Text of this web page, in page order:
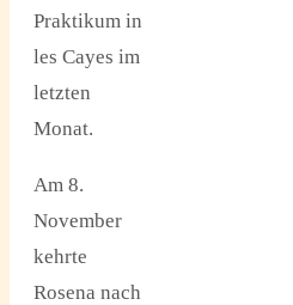
Praktikum in
les Cayes im
letzten
Monat.
Am 8.
November
kehrte
Rosena nach